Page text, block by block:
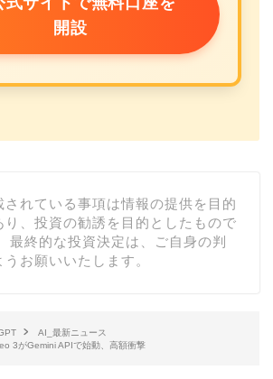
開設
されている事項は情報の提供を目的
り、投資の勧誘を目的としたもので
最終的な投資決定は、ご自身の判
お願いいたします。
AI_最新ニュース
3がGemini APIで始動、高額衝撃